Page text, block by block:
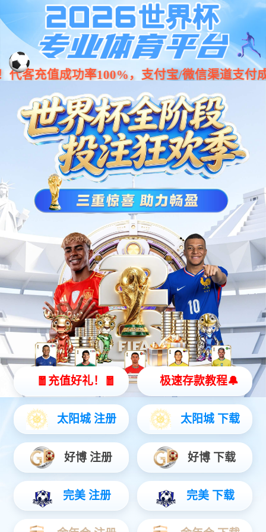
k1体育 - 十年品牌 值得信赖
301 Moved Permanently
【网站地图】【sitemap】